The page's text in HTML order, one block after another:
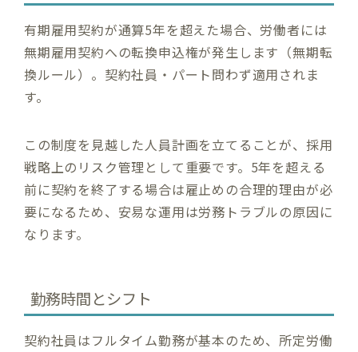
有期雇用契約が通算5年を超えた場合、労働者には
無期雇用契約への転換申込権が発生します（無期転
換ルール）。契約社員・パート問わず適用されま
す。
この制度を見越した人員計画を立てることが、採用
戦略上のリスク管理として重要です。5年を超える
前に契約を終了する場合は雇止めの合理的理由が必
要になるため、安易な運用は労務トラブルの原因に
なります。
勤務時間とシフト
契約社員はフルタイム勤務が基本のため、所定労働